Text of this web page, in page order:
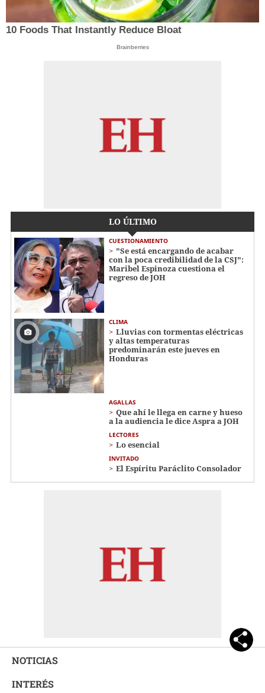
10 Foods That Instantly Reduce Bloat
Brainberries
LO ÚLTIMO
CUESTIONAMIENTO
"Se está encargando de acabar
con la poca credibilidad de la CSJ":
Maribel Espinoza cuestiona el
regreso de JOH
CLIMA
Lluvias con tormentas eléctricas
y altas temperaturas
predominarán este jueves en
Honduras
AGALLAS
Que ahí le llega en carne y hueso
a la audiencia le dice Aspra a JOH
LECTORES
Lo esencial
INVITADO
El Espíritu Paráclito Consolador
NOTICIAS
INTERÉS